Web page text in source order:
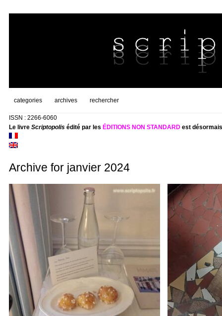
categories archives rechercher
ISSN : 2266-6060
Le livre Scriptopolisédité par les ÉDITIONS NON STANDARDest
Archive for janvier 2024